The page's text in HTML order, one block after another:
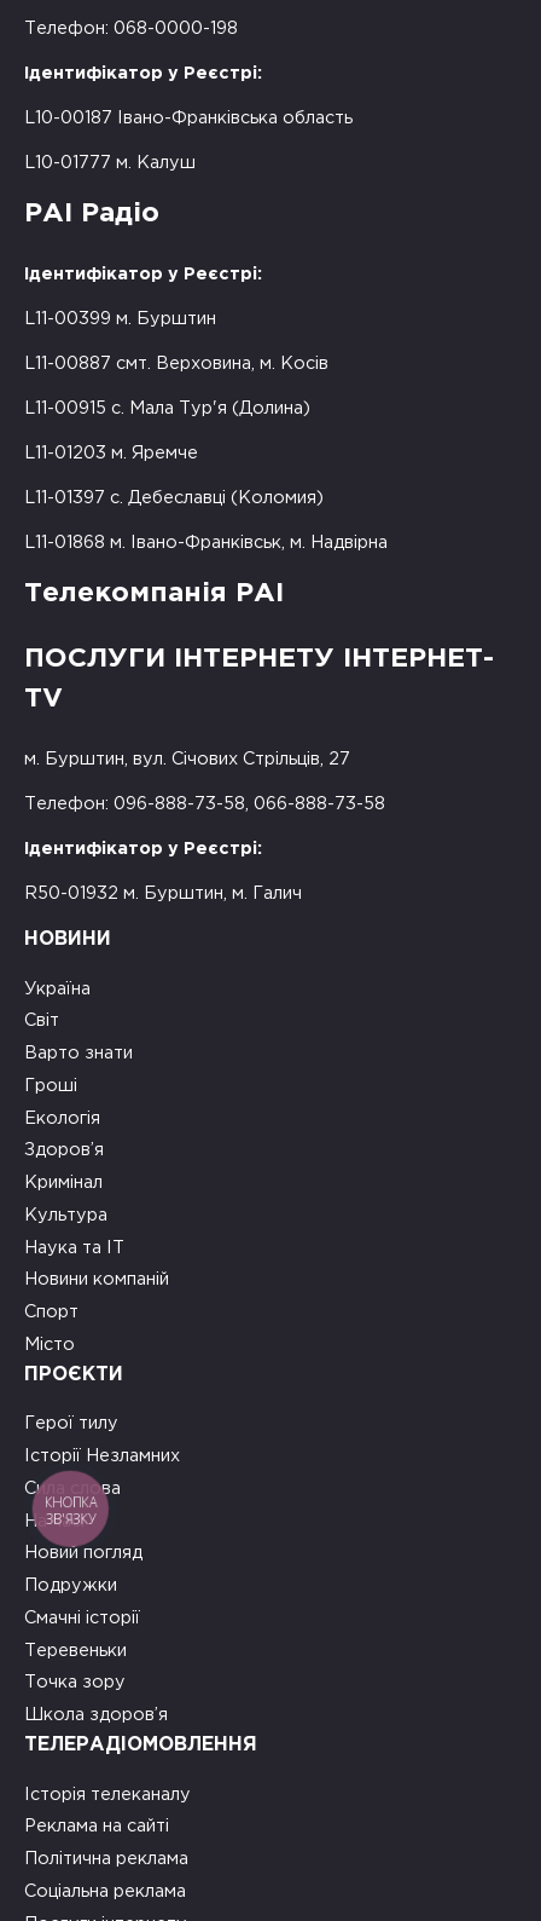
Телефон: 068-0000-198
Ідентифікатор у Реєстрі:
L10-00187 Івано-Франківська область
L10-01777 м. Калуш
РАІ Радіо
Ідентифікатор у Реєстрі:
L11-00399 м. Бурштин
L11-00887 смт. Верховина, м. Косів
L11-00915 с. Мала Тур'я (Долина)
L11-01203 м. Яремче
L11-01397 с. Дебеславці (Коломия)
L11-01868 м. Івано-Франківськ, м. Надвірна
Телекомпанія РАІ
ПОСЛУГИ ІНТЕРНЕТУ ІНТЕРНЕТ-
TV
м. Бурштин, вул. Січових Стрільців, 27
Телефон: 096-888-73-58, 066-888-73-58
Ідентифікатор у Реєстрі:
R50-01932 м. Бурштин, м. Галич
НОВИНИ
Україна
Світ
Варто знати
Гроші
Екологія
Здоров’я
Кримінал
Культура
Наука та ІТ
Новини компаній
Спорт
Місто
ПРОЄКТИ
Герої тилу
Історії Незламних
Сила слова
На часі
Новий погляд
Подружки
Смачні історії
Теревеньки
Точка зору
Школа здоров’я
ТЕЛЕРАДІОМОВЛЕННЯ
Історія телеканалу
Реклама на сайті
Політична реклама
Соціальна реклама
КНОПКА
ЗВ'ЯЗКУ